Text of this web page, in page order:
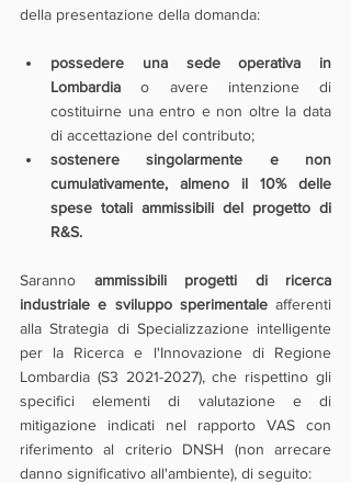
della presentazione della domanda:
possedere una sede operativa in
Lombardia o avere intenzione di
costituirne una entro e non oltre la data
di accettazione del contributo;
sostenere singolarmente e non
cumulativamente, almeno il 10% delle
spese totali ammissibili del progetto di
R&S.
Saranno ammissibili progetti di ricerca
industriale e sviluppo sperimentale afferenti
alla Strategia di Specializzazione intelligente
per la Ricerca e l'Innovazione di Regione
Lombardia (S3 2021-2027), che rispettino gli
specifici elementi di valutazione e di
mitigazione indicati nel rapporto VAS con
riferimento al criterio DNSH (non arrecare
danno significativo all'ambiente), di seguito: